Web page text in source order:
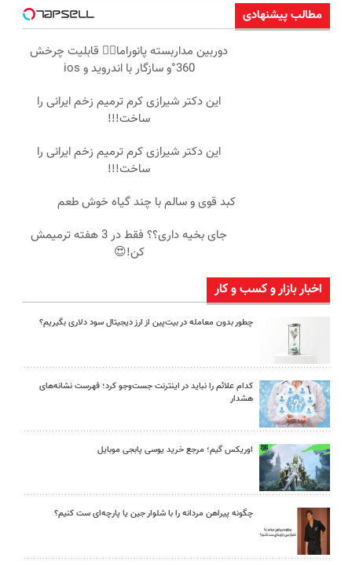
مطالب پیشنهادی
دوربین مداربسته پانوراما👈🏻 قابلیت چرخش
360°و سازگار با اندروید و ios
این دکتر شیرازی کرم ترمیم زخم ایرانی را
ساخت!!!
این دکتر شیرازی کرم ترمیم زخم ایرانی را
ساخت!!!
کبد قوی و سالم با چند گیاه خوش طعم
جای بخیه داری؟؟ فقط در 3 هفته ترمیمش
کن!😍
اخبار بازار و کسب و کار
چطور بدون معامله در بیت‌پین از ارز دیجیتال سود دلاری بگیریم؟
کدام علائم را نباید در اینترنت جست‌وجو کرد؛ فهرست نشانه‌های
هشدار
اوریکس گیم؛ مرجع خرید یوسی پابجی موبایل
چگونه پیراهن مردانه را با شلوار جین یا پارچه‌ای ست کنیم؟